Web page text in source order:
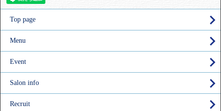
Top page
Menu
Event
Salon info
Recruit